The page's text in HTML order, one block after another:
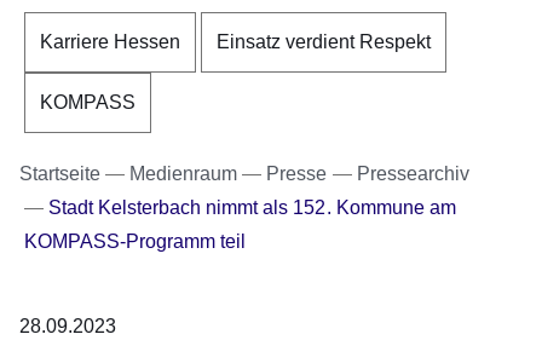
Karriere Hessen Einsatz verdient Respekt
KOMPASS
Startseite Medienraum Presse
Pressearchiv
Stadt Kelsterbach nimmt als 152. Kommune am
KOMPASS-Programm teil
28.09.2023